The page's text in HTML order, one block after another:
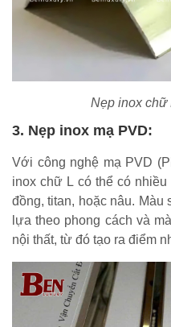
Nẹp inox chữ
3. Nẹp inox mạ PVD:
Với công nghệ mạ PVD
inox chữ L có thể có
đồng, titan, hoặc nâu. Màu
lựa theo phong cách và
nội thất, từ đó tạo ra điểm